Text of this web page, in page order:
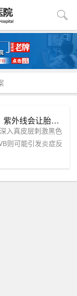
「烈日当头」SPF只能防晒黑？警惕！紫外线会让胎记疯狂加深，快约「泉州中科皮肤医院」！
入真皮层刺激黑色
则可能引发炎症反